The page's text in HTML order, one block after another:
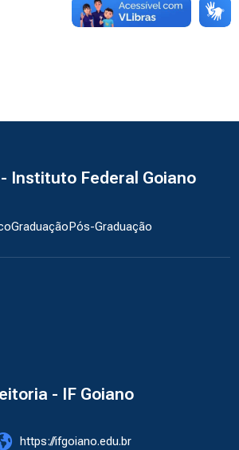
- Instituto Federal Goiano
GraduaçãoPós-Graduação
- IF Goiano
https://ifgoiano.edu.br